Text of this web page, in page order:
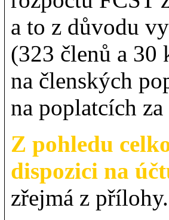
a to z důvodu
(323 členů a
na členských
na poplatcích
Z pohledu
dispozici na
zřejmá z přílohy.